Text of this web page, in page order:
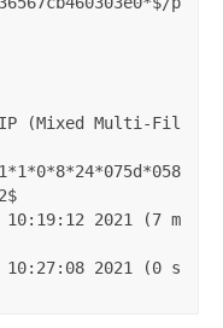
(Mixed Multi-Fil
2021 (7 m
2021 (0 s